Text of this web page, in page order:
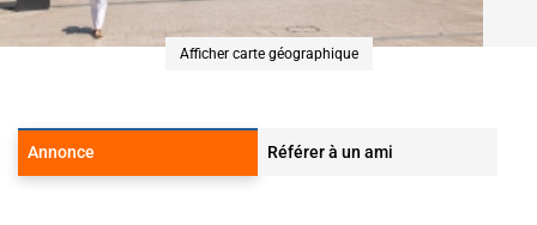
Afficher carte géographique
Annonce Référer à un ami